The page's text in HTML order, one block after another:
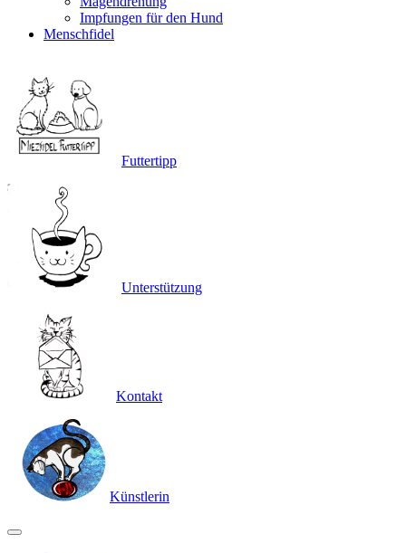
Impfungen für den Hund
Menschfidel
Futtertipp
Unterstützung
Kontakt
Künstlerin